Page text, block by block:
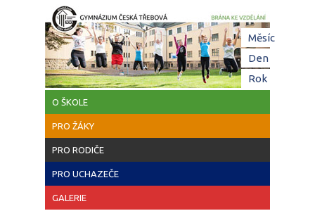
Přejít k hlavnímu obsahu
O ŠKOLE
PRO ŽÁKY
PRO RODIČE
PRO UCHAZEČE
GALERIE
Měsíc
Den(aktivní
Rok